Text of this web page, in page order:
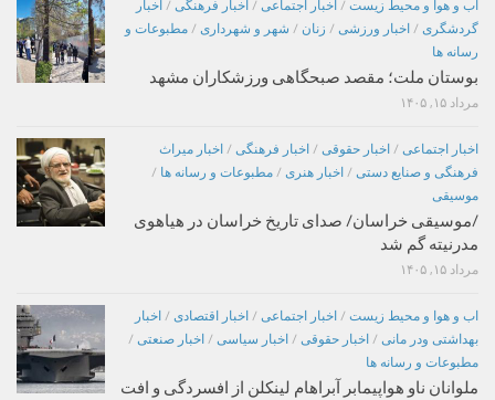
اب و هوا و محیط زیست / اخبار اجتماعی / اخبار فرهنگی / اخبار
گردشگری / اخبار ورزشی / زنان / شهر و شهرداری / مطبوعات و
رسانه ها
بوستان ملت؛ مقصد صبحگاهی ورزشکاران مشهد
مرداد ۱۵, ۱۴۰۵
اخبار اجتماعی / اخبار حقوقی / اخبار فرهنگی / اخبار میراث
فرهنگی و صنایع دستی / اخبار هنری / مطبوعات و رسانه ها /
موسیقی
/موسیقی خراسان/ صدای تاریخ خراسان در هیاهوی
مدرنیته گم شد
مرداد ۱۵, ۱۴۰۵
اب و هوا و محیط زیست / اخبار اجتماعی / اخبار اقتصادی / اخبار
بهداشتی ودر مانی / اخبار حقوقی / اخبار سیاسی / اخبار صنعتی /
مطبوعات و رسانه ها
ملوانان ناو هواپیمابر آبراهام لینکلن از افسردگی و افت